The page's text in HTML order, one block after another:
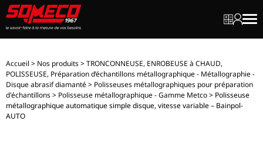
MonMon
Accueil > Nos produits>TRONCONNEUSE, ENROBEUSE à CHAUD,
POLISSEUSE, Préparation d’échantillons métallographique - Métallographie -
Disque abrasif diamanté> Polisseuses métallographiques pour préparation
d'échantillons> Polisseuse métallographique - Gamme Metco> Polisseuse
métallographique automatique simple disque, vitesse variable – Bainpol-
AUTO